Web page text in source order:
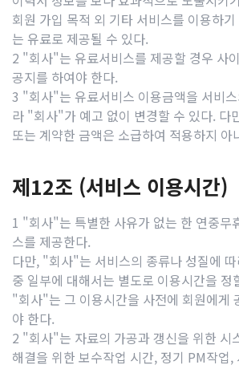
회원 가입 목적 외 기타 서비스를 이용하
는 유료로 제공될 수 있다.
2 "회사"는 유료서비스를 제공할 경우 사
공지를 하여야 한다.
3 "회사"는 유료서비스 이용금액을 서비
라 "회사"가 예고 없이 변경할 수 있다. 다
또는 계약한 금액은 소급하여 적용하지 아
제12조 (서비스 이용시간)
1 "회사"는 특별한 사유가 없는 한 연중무
스를 제공한다.
다만, "회사"는 서비스의 종류나 성질에
중 일부에 대해서는 별도로 이용시간을 정
"회사"는 그 이용시간을 사전에 회원에게
야 한다.
2 "회사"는 자료의 가공과 갱신을 위한 시
해결을 위한 보수작업 시간, 정기 PM작업,